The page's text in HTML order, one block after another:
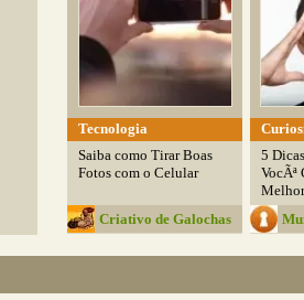
Tecnologia
Saiba como Tirar Boas
Fotos com o Celular
Criativo de Galochas
5
VocÃª
Melhor